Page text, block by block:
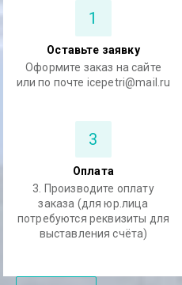
1
Оставьте заявку
Оформите заказ на сайте
или по почте icepetri@mail.ru
3
Оплата
3. Производите оплату
заказа (для юр.лица
потребуются реквизиты для
выставления счёта)